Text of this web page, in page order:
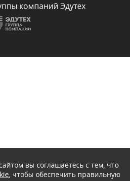
компаний Эдутех
вы соглашаетесь с тем, что
, чтобы обеспечить правильную